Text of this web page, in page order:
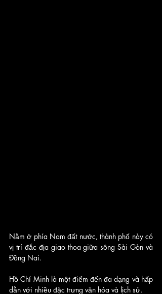
Nằm ở phía Nam đất nước, thành phố này có
vị trí đắc địa giao thoa giữa sông Sài Gòn và
Đồng Nai.
Hồ Chí Minh là một điểm đến đa dạng và hấp
dẫn với nhiều đặc trưng văn hóa và lịch sử.